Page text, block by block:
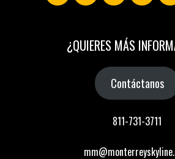
¿QUIERES MÁS
Contáctanos
811-731-3711